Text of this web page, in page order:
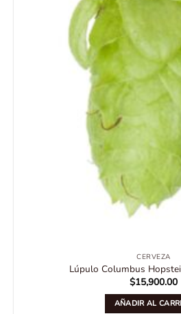
CERVEZA
Lúpulo Columbus
$15,900.00
AÑADIR AL